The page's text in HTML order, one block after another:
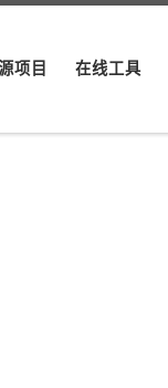
项目 在线工具